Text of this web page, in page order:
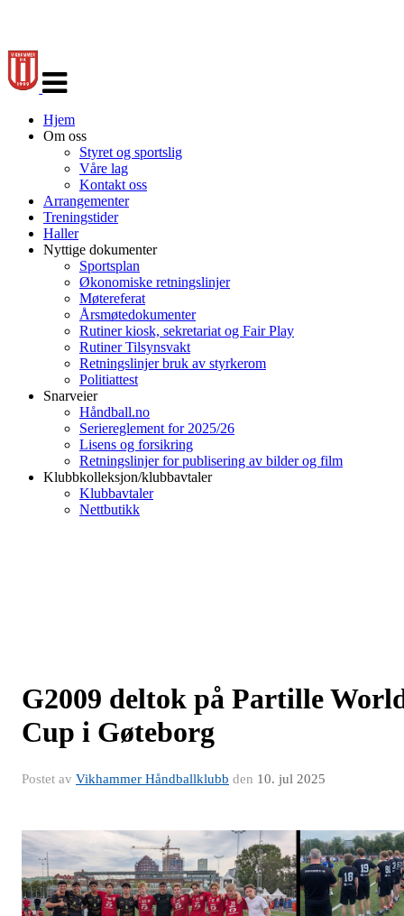
navigasjon
Hjem
Om oss
Styret og sportslig
Våre lag
Kontakt oss
Arrangementer
Treningstider
Haller
Nyttige dokumenter
Sportsplan
Økonomiske retningslinjer
Møtereferat
Årsmøtedokumenter
Rutiner kiosk, sekretariat og Fair Play
Rutiner Tilsynsvakt
Retningslinjer bruk av styrkerom
Politiattest
Snarveier
Håndball.no
Seriereglement for 2025/26
Lisens og forsikring
Retningslinjer for publisering av bilder og film
Klubbkolleksjon/klubbavtaler
Klubbavtaler
Nettbutikk
G2009 deltok på Partille
Cup i Gøteborg
Postet av Vikhammer Håndballklubb den 10. jul 2025